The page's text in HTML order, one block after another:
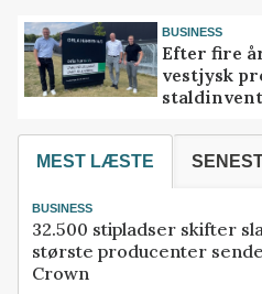
BUSINESS
Efter fire
vestjysk
MEST LÆSTE
BUSINESS
32.500 stipladser skifter
største producenter
Crown